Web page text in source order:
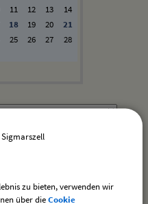
11 12 13
14
18 19 20
21
25 26 27
28
zu bieten, verwenden wir
über dieCookie